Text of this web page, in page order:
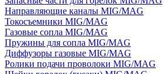
Направляющие каналы MIG/MAG
Токосъемники MIG/MAG
Газовые сопла MIG/MAG
Пружины для сопла MIG/MAG
Диффузоры газовые MIG/MAG
Ролики подачи проволоки MIG/MAG